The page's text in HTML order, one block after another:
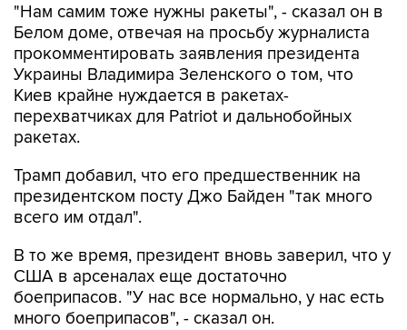
"Нам самим тоже нужны ракеты", - сказал он в
Белом доме, отвечая на просьбу журналиста
прокомментировать заявления президента
Украины Владимира Зеленского о том, что
Киев крайне нуждается в ракетах-
перехватчиках для Patriot и дальнобойных
ракетах.
Трамп добавил, что его предшественник на
президентском посту Джо Байден "так много
всего им отдал".
В то же время, президент вновь заверил, что у
США в арсеналах еще достаточно
боеприпасов. "У нас все нормально, у нас есть
много боеприпасов", - сказал он.